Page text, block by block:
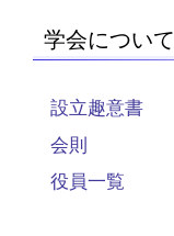
学会について
設立趣意書
会則
役員一覧